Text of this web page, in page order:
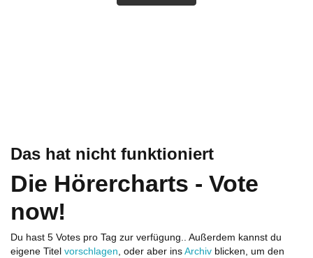
Das hat nicht funktioniert
Die Hörercharts - Vote
now!
Du hast 5 Votes pro Tag zur verfügung.. Außerdem kannst du
eigene Titel vorschlagen, oder aber ins Archiv blicken, um den